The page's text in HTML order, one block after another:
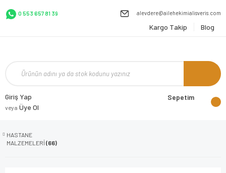
0 553 657 81 39 alevdere@ailehekimialisveris.com
Kargo Takip Blog
Giriş Yap
veya Üye Ol
Sepetim
HASTANE
MALZEMELERİ (66)